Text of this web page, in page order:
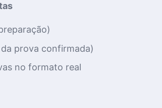
prova confirmada)
no formato real